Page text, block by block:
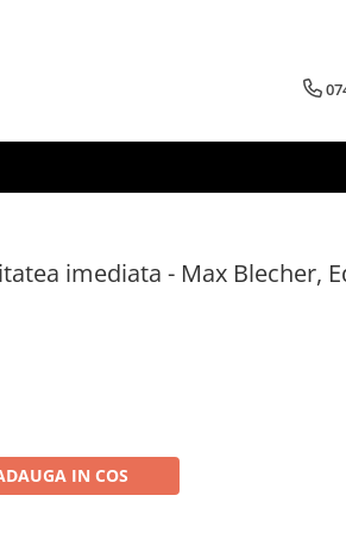
imediata - Max Blecher,
IN COS